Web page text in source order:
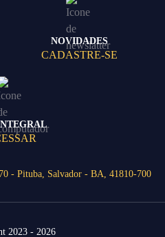
NOVIDADES
CADASTRE-SE
- Pituba, Salvador - BA, 41810-700
2023 - 2026